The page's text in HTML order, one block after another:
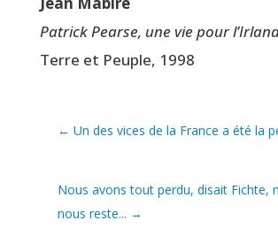
Patrick Pearse, une vie pour
Terre et Peuple, 1998
← Un des vices de la France a été la
Nous avons tout perdu, disait Fichte,
nous reste... →